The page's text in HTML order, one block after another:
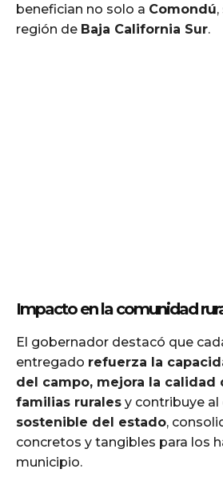
benefician no solo a Comondú
región de Baja California Sur.
Impacto en la comunidad
El gobernador destacó que
entregado refuerza la
del campo, mejora la calidad
familias rurales y contribuye al
sostenible del estado,
concretos y tangibles para los
municipio.